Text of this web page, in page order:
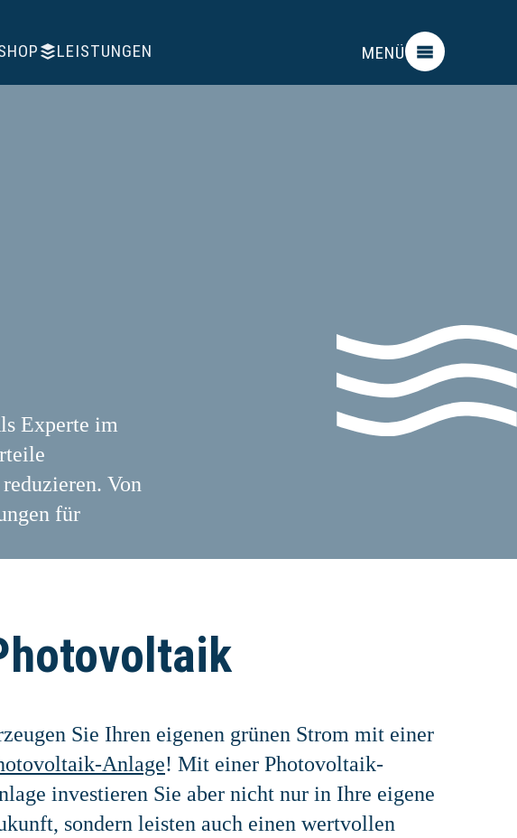
LEISTUNGEN MENÜ
Experte im
Von
für
Sie Ihren eigenen grünen Strom mit einer
Anlage! Mit einer Photovoltaik-
investieren Sie aber nicht nur in Ihre eigene
sondern leisten auch einen wertvollen